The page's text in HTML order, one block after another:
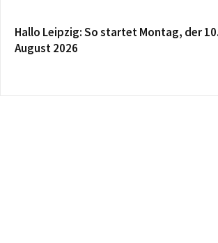
Hallo Leipzig: So startet Montag, der 10.
August 2026